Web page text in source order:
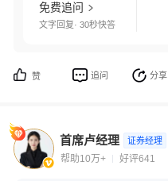
免费追问
文字回复· 30秒快答
赞 追问 分享
首席卢经理 证券经理
帮助10万+ 好评641